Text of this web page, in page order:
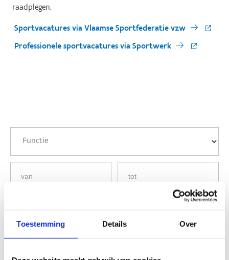
Toestemming Details Over
raadplegen.
Sportvacatures via Vlaamse Sportfederatie vzw
Professionele sportvacatures via Sportwerk